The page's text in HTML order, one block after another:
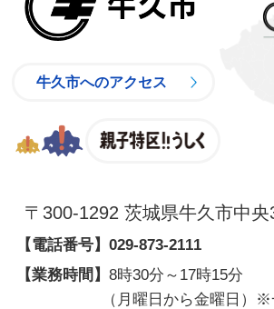
牛久市へのアクセス
〒300-1292 茨城県牛久市中
【電話番号】 029-873-2111
【業務時間】 8時30分～17時15分
（月曜日から金曜日）